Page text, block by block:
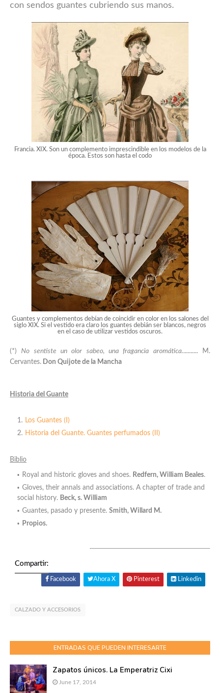
con sendos guantes cubriendo sus manos.
Francia. XIX. Son un complemento imprescindible en los modelos de la
época. Estos son hasta el codo
Guantes y complementos debían de coincidir en color en los salones del
siglo XIX. Si el vestido era claro los guantes debián ser blancos, negros
en el caso de utilizar vestidos oscuros.
(*)No sentiste un olor sabeo, una fragancia aromática........... M.
Cervantes. Don Quijote de la Mancha
Historia del Guante
Los Guantes (I)
Historia del Guante. Guantes perfumados (II)
Biblio
Royal and historic gloves and shoes. Redfern, William Beales.
Gloves, their annals and associations. A chapter of trade and
social history. Beck, s. William
Guantes, pasado y presente. Smith, Willard M.
Propios.
Compartir:
Facebook Ahora X Pinterest Linkedin
CALZADO Y ACCESORIOS
ENTRADAS QUE PUEDEN INTERESARTE
Zapatos únicos. La Emperatriz Cixi
June 17, 2014